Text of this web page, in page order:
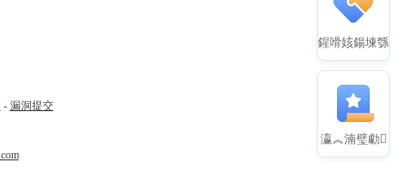
- 漏洞提交
鍟嗗姟鍚堜綔
瀛︽湳璧勮